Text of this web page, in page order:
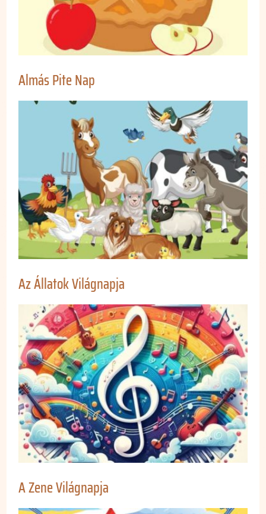
Almás Pite Nap
Az Állatok Világnapja
A Zene Világnapja